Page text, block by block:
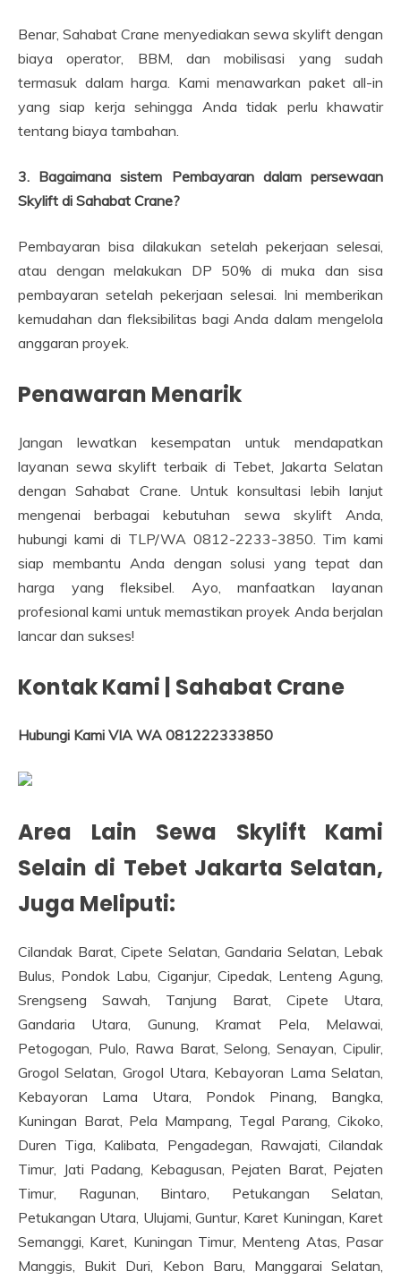
Benar, Sahabat Crane menyediakan sewa skylift dengan
biaya operator, BBM, dan mobilisasi yang sudah
termasuk dalam harga. Kami menawarkan paket all-in
yang siap kerja sehingga Anda tidak perlu khawatir
tentang biaya tambahan.
3. Bagaimana sistem Pembayaran dalam persewaan
Skylift di Sahabat Crane?
Pembayaran bisa dilakukan setelah pekerjaan selesai,
atau dengan melakukan DP 50% di muka dan sisa
pembayaran setelah pekerjaan selesai. Ini memberikan
kemudahan dan fleksibilitas bagi Anda dalam mengelola
anggaran proyek.
Penawaran Menarik
Jangan lewatkan kesempatan untuk mendapatkan
layanan sewa skylift terbaik di Tebet, Jakarta Selatan
dengan Sahabat Crane. Untuk konsultasi lebih lanjut
mengenai berbagai kebutuhan sewa skylift Anda,
hubungi kami di TLP/WA 0812-2233-3850. Tim kami
siap membantu Anda dengan solusi yang tepat dan
harga yang fleksibel. Ayo, manfaatkan layanan
profesional kami untuk memastikan proyek Anda berjalan
lancar dan sukses!
Kontak Kami | Sahabat Crane
Hubungi Kami VIA WA 081222333850
Area Lain Sewa Skylift Kami
Selain di Tebet Jakarta Selatan,
Juga Meliputi:
Cilandak Barat, Cipete Selatan, Gandaria Selatan, Lebak
Bulus, Pondok Labu, Ciganjur, Cipedak, Lenteng Agung,
Srengseng Sawah, Tanjung Barat, Cipete Utara,
Gandaria Utara, Gunung, Kramat Pela, Melawai,
Petogogan, Pulo, Rawa Barat, Selong, Senayan, Cipulir,
Grogol Selatan, Grogol Utara, Kebayoran Lama Selatan,
Kebayoran Lama Utara, Pondok Pinang, Bangka,
Kuningan Barat, Pela Mampang, Tegal Parang, Cikoko,
Duren Tiga, Kalibata, Pengadegan, Rawajati, Cilandak
Timur, Jati Padang, Kebagusan, Pejaten Barat, Pejaten
Timur, Ragunan, Bintaro, Petukangan Selatan,
Petukangan Utara, Ulujami, Guntur, Karet Kuningan, Karet
Semanggi, Karet, Kuningan Timur, Menteng Atas, Pasar
Manggis, Bukit Duri, Kebon Baru, Manggarai Selatan,